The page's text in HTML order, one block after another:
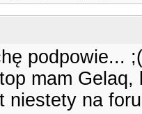
podpowie...
mam
niestety na